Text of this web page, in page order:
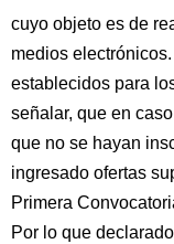
cuyo objeto es de
medios
establecidos para
señalar, que en
que no se hayan
ingresado ofertas
Primera
Por lo que